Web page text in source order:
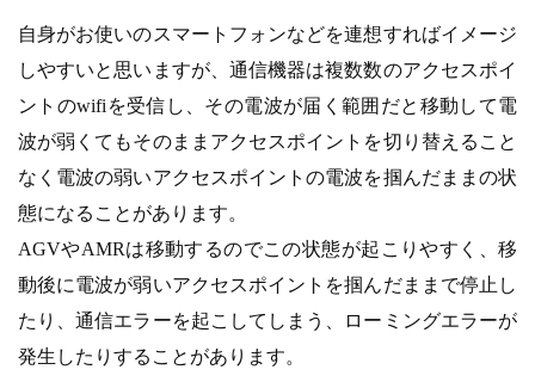
自身がお使いのスマートフォンなどを連想すればイメージ
しやすいと思いますが、通信機器は複数数のアクセスポイ
ントのwifiを受信し、その電波が届く範囲だと移動して電
波が弱くてもそのままアクセスポイントを切り替えること
なく電波の弱いアクセスポイントの電波を掴んだままの状
態になることがあります。
AGVやAMRは移動するのでこの状態が起こりやすく、移
動後に電波が弱いアクセスポイントを掴んだままで停止し
たり、通信エラーを起こしてしまう、ローミングエラーが
発生したりすることがあります。